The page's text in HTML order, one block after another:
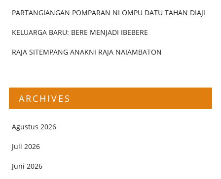
PARTANGIANGAN POMPARAN NI OMPU DATU TAHAN DIAJI
KELUARGA BARU: BERE MENJADI IBEBERE
RAJA SITEMPANG ANAKNI RAJA NAIAMBATON
ARCHIVES
Agustus 2026
Juli 2026
Juni 2026